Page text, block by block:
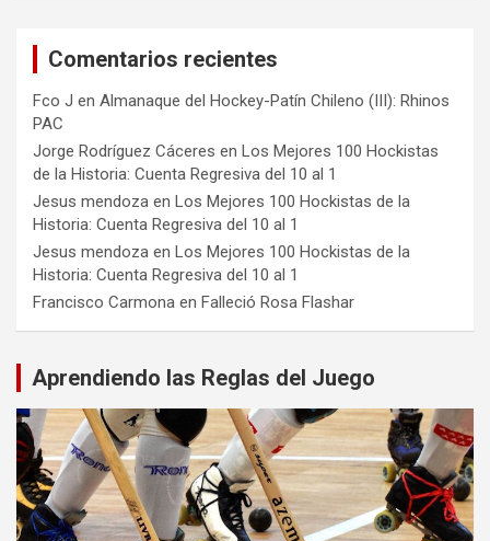
Comentarios recientes
Fco J en Almanaque del Hockey-Patín Chileno (III): Rhinos
PAC
Jorge Rodríguez Cáceres en Los Mejores 100 Hockistas
de la Historia: Cuenta Regresiva del 10 al 1
Jesus mendoza en Los Mejores 100 Hockistas de la
Historia: Cuenta Regresiva del 10 al 1
Jesus mendoza en Los Mejores 100 Hockistas de la
Historia: Cuenta Regresiva del 10 al 1
Francisco Carmona en Falleció Rosa Flashar
Aprendiendo las Reglas del Juego